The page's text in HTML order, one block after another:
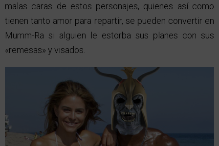
malas caras de estos personajes, quienes así como
tienen tanto amor para repartir, se pueden convertir en
Mumm-Ra si alguien le estorba sus planes con sus
«remesas» y visados.